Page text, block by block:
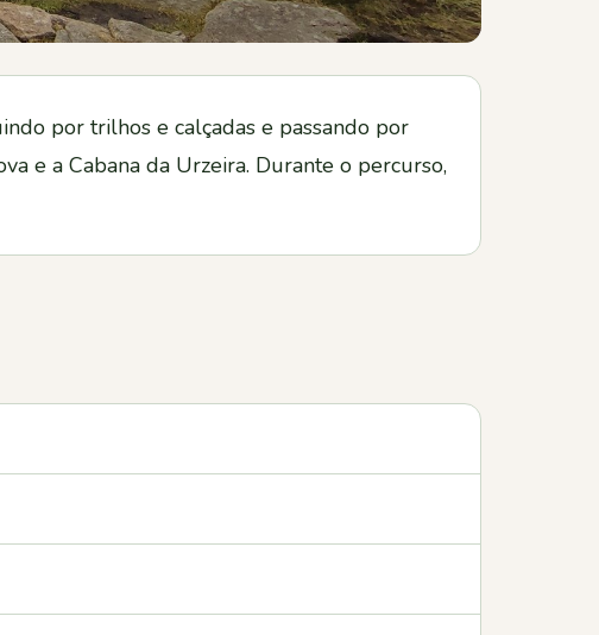
por trilhos e calçadas e passando por
e a Cabana da Urzeira. Durante o percurso,